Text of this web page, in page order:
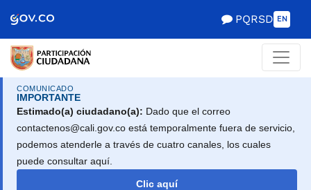
de Gobierno
PQRSD EN
COMUNICADO
IMPORTANTE
Estimado(a) ciudadano(a): Dado que el correo
contactenos@cali.gov.co está temporalmente fuera de servicio,
podemos atenderle a través de cuatro canales, los cuales
puede consultar aquí.
Clic aquí